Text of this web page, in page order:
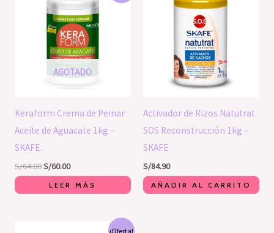
AGOTADO
Keraform Crema de Peinar
Aceite de Aguacate 1kg –
SKAFE.
S/64.00
original
era:
S/64.00.
S/60.00
actual
es:
S/60.00.
LEER MÁS
Activador de Rizos Natutrat
SOS Reconstrucción 1kg –
SKAFE
S/84.90
AÑADIR AL CARRITO
¡Oferta!